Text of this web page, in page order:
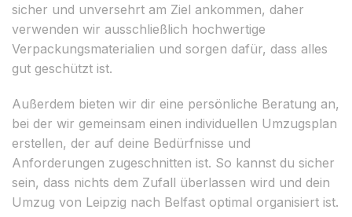
sicher und unversehrt am Ziel ankommen, daher
verwenden wir ausschließlich hochwertige
Verpackungsmaterialien und sorgen dafür, dass alles
gut geschützt ist.
Außerdem bieten wir dir eine persönliche Beratung an,
bei der wir gemeinsam einen individuellen Umzugsplan
erstellen, der auf deine Bedürfnisse und
Anforderungen zugeschnitten ist. So kannst du sicher
sein, dass nichts dem Zufall überlassen wird und dein
Umzug von Leipzig nach Belfast optimal organisiert ist.